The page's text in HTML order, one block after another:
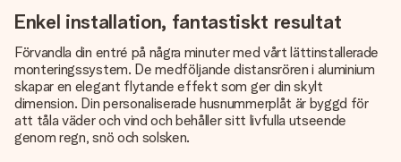
Enkel installation, fantastiskt resultat
Förvandla din entré på några minuter med vårt lättinstallerade
monteringssystem. De medföljande distansrören i aluminium
skapar en elegant flytande effekt som ger din skylt
dimension. Din personaliserade husnummerplåt är byggd för
att tåla väder och vind och behåller sitt livfulla utseende
genom regn, snö och solsken.